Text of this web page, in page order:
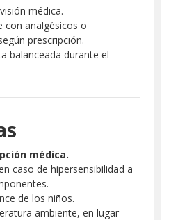
médica.
con analgésicos o
prescripción.
balanceada durante el
médica.
caso de hipersensibilidad a
de los niños.
ambiente, en lugar